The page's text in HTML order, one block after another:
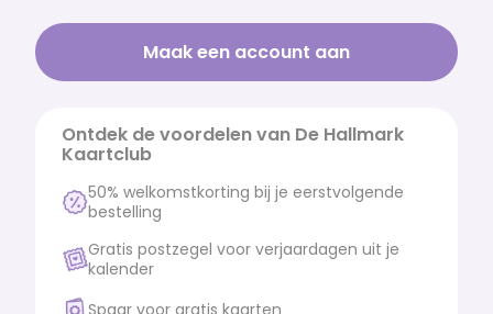
Maak een account aan
Ontdek de voordelen van De Hallmark
Kaartclub
50% welkomstkorting bij je eerstvolgende
bestelling
Gratis postzegel voor verjaardagen uit je
kalender
Spaar voor gratis kaarten